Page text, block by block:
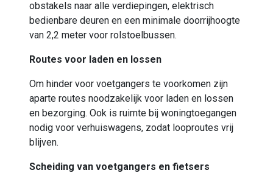
obstakels naar alle verdiepingen, elektrisch
bedienbare deuren en een minimale doorrijhoogte
van 2,2 meter voor rolstoelbussen.
Routes voor laden en lossen
Om hinder voor voetgangers te voorkomen zijn
aparte routes noodzakelijk voor laden en lossen
en bezorging. Ook is ruimte bij woningtoegangen
nodig voor verhuiswagens, zodat looproutes vrij
blijven.
Scheiding van voetgangers en fietsers